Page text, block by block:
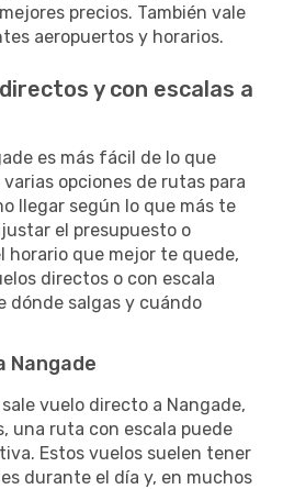
precios. También vale
aeropuertos y horarios.
y con escalas a
es más fácil de lo que
opciones de rutas para
llegar según lo que más te
el presupuesto o
horario que mejor te quede,
directos o con escala
dónde salgas y cuándo
Nangade
vuelo directo a Nangade,
una ruta con escala puede
Estos vuelos suelen tener
durante el día y, en muchos